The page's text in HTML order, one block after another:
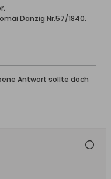
Danzig Nr.57/1840.
Antwort sollte doch